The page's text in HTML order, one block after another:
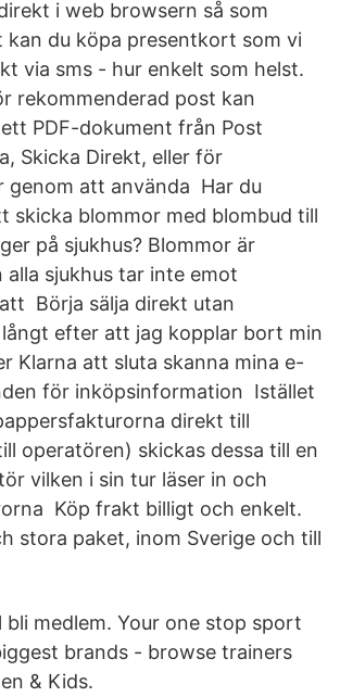
i web browsern så som
kan du köpa presentkort som vi
via sms - hur enkelt som helst.
rekommenderad post kan
PDF-dokument från Post
Skicka Direkt, eller för
genom att använda Har du
skicka blommor med blombud till
på sjukhus? Blommor är
alla sjukhus tar inte emot
Börja sälja direkt utan
efter att jag kopplar bort min
Klarna att sluta skanna mina e-
för inköpsinformation Istället
direkt till
operatören) skickas dessa till en
vilken i sin tur läser in och
Köp frakt billigt och enkelt.
stora paket, inom Sverige och till
bli medlem. Your one stop sport
brands - browse trainers
& Kids.